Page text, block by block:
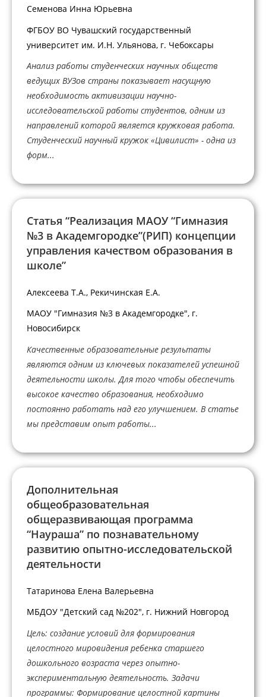
Семенова Инна Юрьевна
ФГБОУ ВО Чувашский государственный
университет им. И.Н. Ульянова, г. Чебоксары
Анализ работы студенческих научных обществ
ведущих ВУЗов страны показывает насущную
необходимость активизации научно-
исследовательской работы студентов, одним из
направлений которой является кружковая работа.
Студенческий научный кружок «Цивилист» - одна из
форм...
Статья “Реализация МАОУ “Гимназия
№3 в Академгородке”(РИП) концепции
управления качеством образования в
школе”
Алексеева Т.А., Рекичинская Е.А.
МАОУ "Гимназия №3 в Академгородке", г.
Новосибирск
Качественные образовательные результаты
являются одним из ключевых показателей успешной
деятельности школы. Для того чтобы обеспечить
высокое качество образования, необходимо
постоянно работать над его улучшением. В статье
мы представим опыт работы...
Дополнительная
общеобразовательная
общеразвивающая программа
“Наураша” по познавательному
развитию опытно-исследовательской
деятельности
Татаринова Елена Валерьевна
МБДОУ "Детский сад №202", г. Нижний Новгород
Цель: создание условий для формирования
целостного мировидения ребенка старшего
дошкольного возраста через опытно-
экспериментальную деятельность. Задачи
программы: Формирование целостной картины